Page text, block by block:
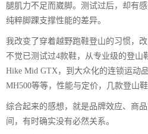
腿肌力不足而崴脚。测试过后，却有
纯粹脚踝支撑性能的差异。
我改变了穿着越野跑鞋登山的习惯，
不觉已测试过4款鞋，从专业级的登山
Hike Mid GTX，到大众化的连锁运动
MH500等等，性能与定价，几款登山鞋
综合起来的感想，就是品牌效应、商
间，有时确实没有必然关系。